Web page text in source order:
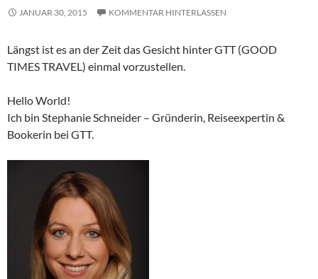
JANUAR 30, 2015 KOMMENTAR HINTERLASSEN
Längst ist es an der Zeit das Gesicht hinter GTT (GOOD
TIMES TRAVEL) einmal vorzustellen.
Hello World!
Ich bin Stephanie Schneider – Gründerin, Reiseexpertin &
Bookerin bei GTT.